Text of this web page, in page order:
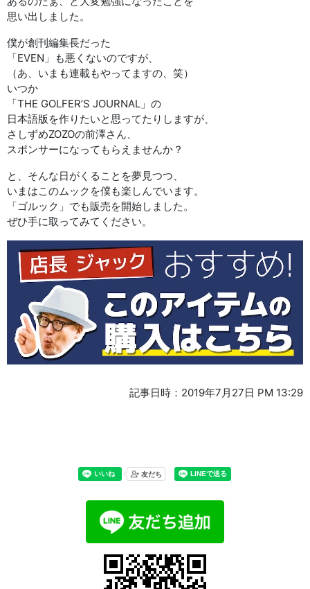
思い出しました。
僕が創刊編集長だった
「EVEN」も悪くないのですが、
（あ、いまも連載もやってますの、笑）
いつか
「THE GOLFER’S JOURNAL」の
日本語版を作りたいと思ってたりしますが、
さしずめZOZOの前澤さん、
スポンサーになってもらえませんか？
と、そんな日がくることを夢見つつ、
いまはこのムックを僕も楽しんでいます。
「ゴルック」でも販売を開始しました。
ぜひ手に取ってみてください。
記事日時：2019年7月27日 PM 13:29